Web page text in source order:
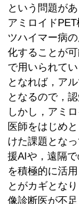
という問題が
アミロイド
ツハイマー病
化することが
で用いられて
となれば，ア
となるので，
しかし，アミ
医師をはじめ
けた課題とな
援AIや，遠隔
を積極的に活
とがカギとな
像診断医が不